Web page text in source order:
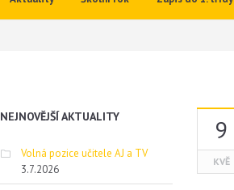
9
KVĚ
NEJNOVĚJŠÍ AKTUALITY
Volná pozice učitele AJ a TV
3.7.2026